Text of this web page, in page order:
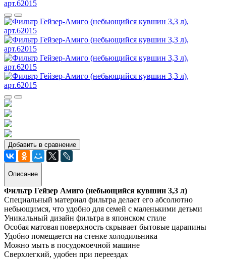
Добавить в сравнение
Описание
Фильтр Гейзер Амиго (небьющийся кувшин 3,3 л)
Специальный материал фильтра делает его абсолютно
небьющимся, что удобно для семей с маленькими детьми
Уникальный дизайн фильтра в японском стиле
Особая матовая поверхность скрывает бытовые царапины
Удобно помещается на стенке холодильника
Можно мыть в посудомоечной машине
Сверхлегкий, удобен при переездах